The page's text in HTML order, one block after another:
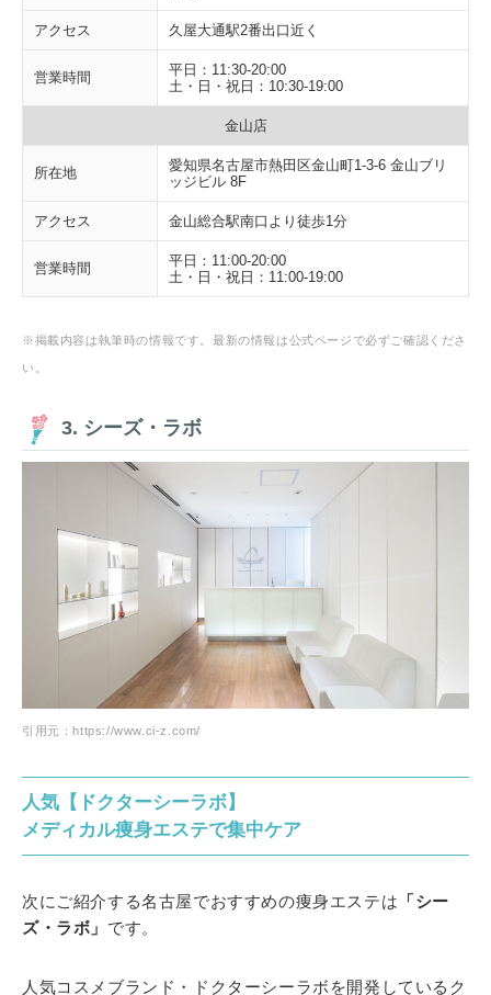
アクセス 久屋大通駅2番出口近く
営業時間
平日：11:30-20:00
土・日・祝日：10:30-19:00
金山店
所在地
愛知県名古屋市熱田区金山町1-3-6 金山ブリ
ッジビル 8F
アクセス 金山総合駅南口より徒歩1分
営業時間
平日：11:00-20:00
土・日・祝日：11:00-19:00
※掲載内容は執筆時の情報です。最新の情報は公式ページで必ずご確認くださ
い。
3. シーズ・ラボ
引用元：https://www.ci-z.com/
人気【ドクターシーラボ】
メディカル痩身エステで集中ケア
次にご紹介する名古屋でおすすめの痩身エステは 「シー
ズ・ラボ」 です。
人気コスメブランド・ドクターシーラボを開発しているク